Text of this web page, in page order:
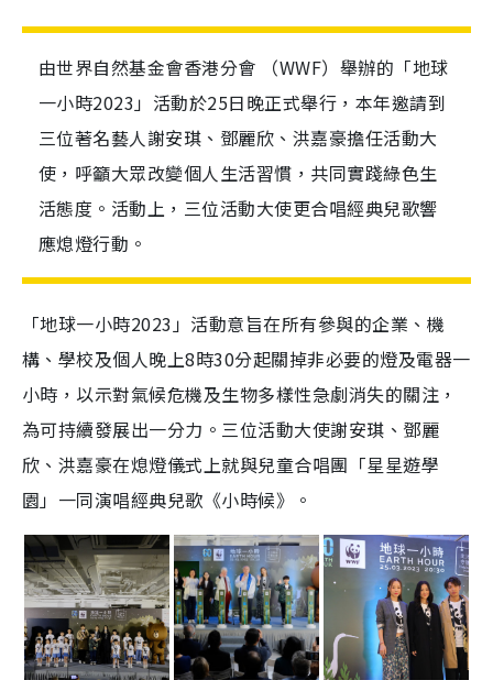
由世界自然基金會香港分會 （WWF）舉辦的「地球
一小時2023」活動於25日晚正式舉行，本年邀請到
三位著名藝人謝安琪、鄧麗欣、洪嘉豪擔任活動大
使，呼籲大眾改變個人生活習慣，共同實踐綠色生
活態度。活動上，三位活動大使更合唱經典兒歌響
應熄燈行動。
「地球一小時2023」活動意旨在所有參與的企業、機
構、學校及個人晚上8時30分起關掉非必要的燈及電器一
小時，以示對氣候危機及生物多樣性急劇消失的關注，
為可持續發展出一分力。三位活動大使謝安琪、鄧麗
欣、洪嘉豪在熄燈儀式上就與兒童合唱團「星星遊學
園」一同演唱經典兒歌《小時候》。